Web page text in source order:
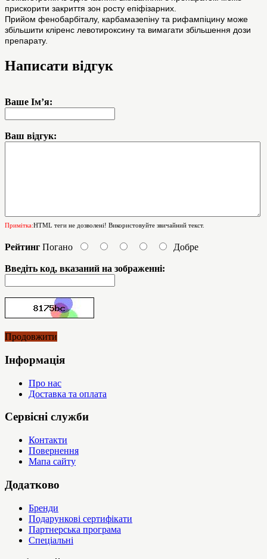
прискорити закриття зон росту епіфізарних.
Прийом фенобарбіталу, карбамазепіну та рифампіцину може
збільшити кліренс левотироксину та вимагати збільшення дози
препарату.
Написати відгук
Ваше Ім’я:
Ваш відгук:
Примітка:HTML теги не дозволені! Використовуйте звичайний текст.
Рейтинг Погано Добре
Введіть код, вказаний на зображенні:
Продовжити
Інформація
Про нас
Доставка та оплата
Сервісні служби
Контакти
Повернення
Мапа сайту
Додатково
Бренди
Подарункові сертифікати
Партнерська програма
Спеціальні